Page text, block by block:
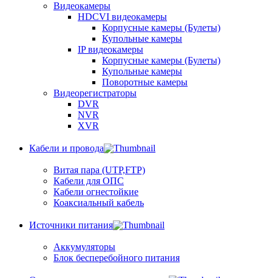
Видеокамеры
HDCVI видеокамеры
Корпусные камеры (Булеты)
Купольные камеры
IP видеокамеры
Корпусные камеры (Булеты)
Купольные камеры
Поворотные камеры
Видеорегистраторы
DVR
NVR
XVR
Кабели и провода
Витая пара (UTP,FTP)
Кабели для ОПС
Кабели огнестойкие
Коаксиальный кабель
Источники питания
Аккумуляторы
Блок бесперебойного питания